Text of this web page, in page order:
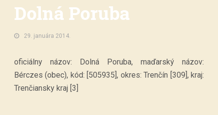
Dolná Poruba
29. januára 2014.
oficiálny názov: Dolná Poruba, maďarský názov:
Bérczes (obec), kód: [505935], okres: Trenčín [309], kraj:
Trenčiansky kraj [3]